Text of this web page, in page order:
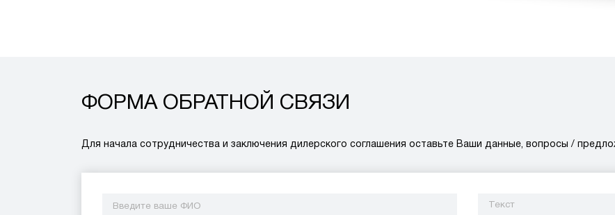
ФОРМА ОБРАТНОЙ СВЯЗИ
Для начала сотрудничества и заключения дилерского соглашения оставьте Ваши данные, вопросы /